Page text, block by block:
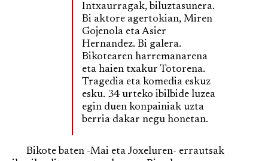
Intxaurragak, biluztasunera.
Bi aktore agertokian, Miren
Gojenola eta Asier
Hernandez. Bi galera.
Bikotearen harremanarena
eta haien txakur Totorena.
Tragedia eta komedia eskuz
esku. 34 urteko ibilbide luzea
egin duen konpainiak uzta
berria dakar negu honetan.
Bikote baten -Mai eta Joxeluren- errautsak